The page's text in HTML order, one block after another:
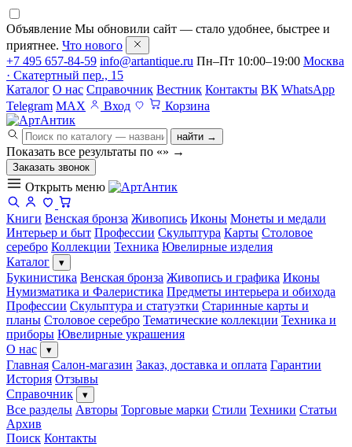
Объявление Мы обновили сайт — стало удобнее, быстрее и
приятнее. Что нового
+7 495 657-84-59 info@artantique.ru Пн–Пт 10:00–19:00 Москва
· Скатертный пер., 15
Каталог О нас Справочник Вестник Контакты ВК WhatsApp
Telegram MAX Вход Корзина
найти →
Показать все результаты по «» →
Заказать звонок
Открыть меню
Книги Венская бронза Живопись Иконы Монеты и медали
Интерьер и быт Профессии Скульптура Карты Столовое
серебро Коллекции Техника Ювелирные изделия
Каталог
▾
Букинистика Венская бронза Живопись и графика Иконы
Нумизматика и Фалеристика Предметы интерьера и обихода
Профессии Скульптура и статуэтки Старинные карты и
планы Столовое серебро Тематические коллекции Техника и
приборы Ювелирные украшения
О нас
▾
Главная Салон-магазин Заказ, доставка и оплата Гарантии
История Отзывы
Справочник
▾
Все разделы Авторы Торговые марки Стили Техники Статьи
Архив
Поиск Контакты